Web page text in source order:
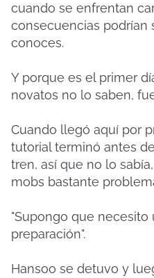
cuando se enfrentan
consecuencias podrían
conoces.
Y porque es el primer
novatos no lo saben,
Cuando llegó aquí por
tutorial terminó antes
tren, así que no lo
mobs bastante
"Supongo que necesito
preparación".
Hansoo se detuvo y